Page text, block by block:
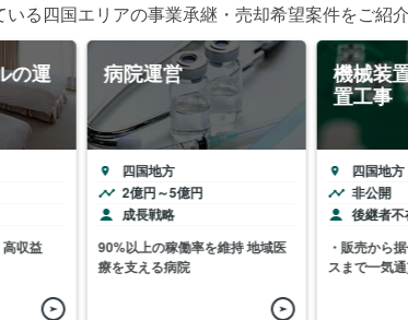
る四国エリアの事業承継・売却希望案件をご紹介
の運
収益
病院運営
四国地方
2億円～5億円
成長戦略
90%以上の稼働率を維持 地域医
療を支える病院
機械装
置工事
四国地方
非公開
後継者不
・販売から
スまで一気